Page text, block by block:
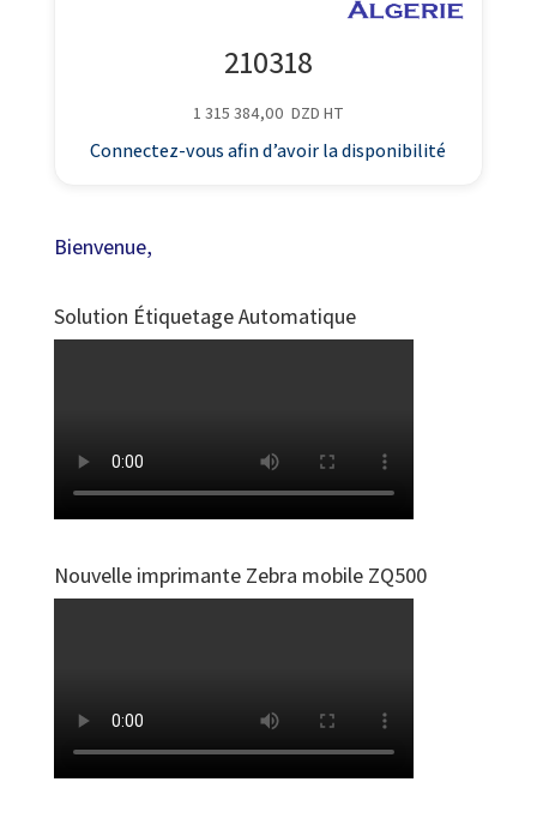
210318
1 315 384,00 DZD HT
Connectez-vous afin d’avoir la disponibilité
Bienvenue,
Solution Étiquetage Automatique
Nouvelle imprimante Zebra mobile ZQ500